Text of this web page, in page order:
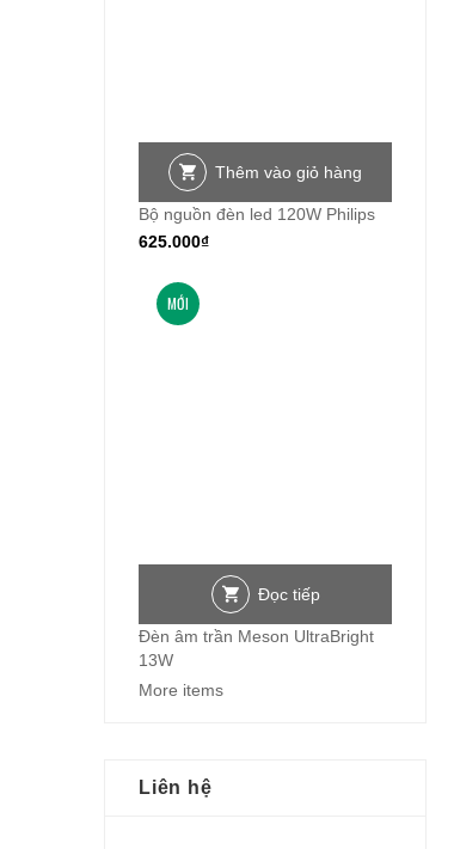
Thêm vào giỏ hàng
Bộ nguồn đèn led 120W Philips
625.000₫
MỚI
Đọc tiếp
Đèn âm trần Meson UltraBright
13W
More items
Liên hệ